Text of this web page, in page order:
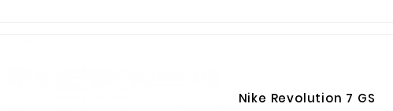
Nike Revolution 7 GS